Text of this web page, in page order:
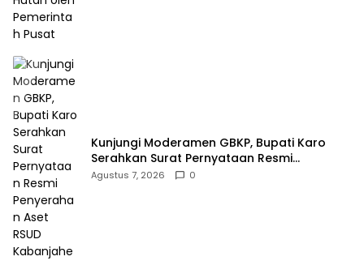
Kunjungi Moderamen GBKP, Bupati Karo
Serahkan Surat Pernyataan Resmi
Penyerahan Aset RSUD Kabanjahe
Agustus 7, 2026 0